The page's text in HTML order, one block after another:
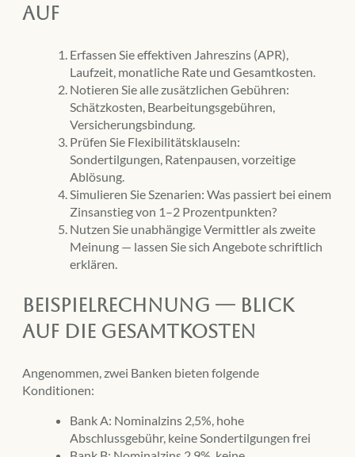
auf
Erfassen Sie effektiven Jahreszins (APR),
Laufzeit, monatliche Rate und Gesamtkosten.
Notieren Sie alle zusätzlichen Gebühren:
Schätzkosten, Bearbeitungsgebühren,
Versicherungsbindung.
Prüfen Sie Flexibilitätsklauseln:
Sondertilgungen, Ratenpausen, vorzeitige
Ablösung.
Simulieren Sie Szenarien: Was passiert bei einem
Zinsanstieg von 1–2 Prozentpunkten?
Nutzen Sie unabhängige Vermittler als zweite
Meinung — lassen Sie sich Angebote schriftlich
erklären.
Beispielrechnung — Blick
auf die Gesamtkosten
Angenommen, zwei Banken bieten folgende
Konditionen:
Bank A: Nominalzins 2,5%, hohe
Abschlussgebühr, keine Sondertilgungen frei